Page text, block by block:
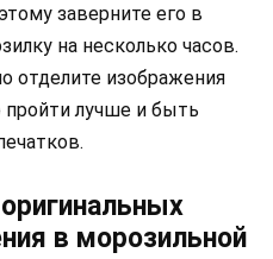
заверните его в
на несколько часов.
отделите изображения
пройти лучше и быть
в морозильной